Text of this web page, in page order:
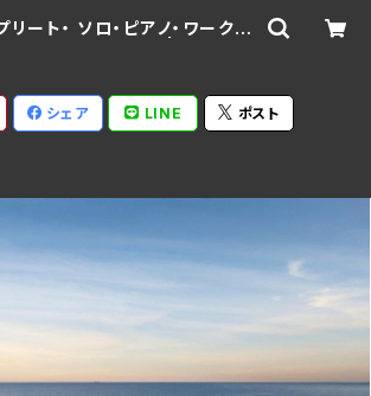
リート・ ソロ・ピアノ・ワークス
シェア LINE ポスト